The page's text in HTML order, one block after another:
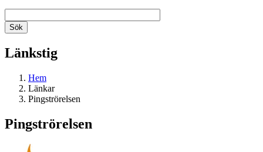
Länkstig
Hem
Länkar
Pingströrelsen
Pingströrelsen